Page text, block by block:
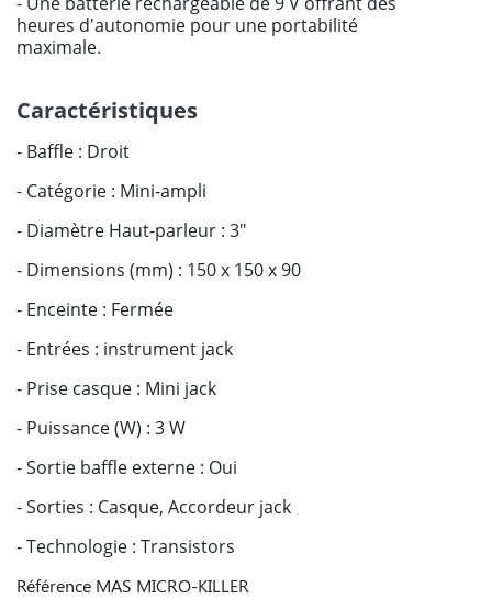
heures d'autonomie pour une portabilité
maximale.
Caractéristiques
- Baffle : Droit
- Catégorie : Mini-ampli
- Diamètre Haut-parleur : 3"
- Dimensions (mm) : 150 x 150 x 90
- Enceinte : Fermée
- Entrées : instrument jack
- Prise casque : Mini jack
- Puissance (W) : 3 W
- Sortie baffle externe : Oui
- Sorties : Casque, Accordeur jack
- Technologie : Transistors
Référence MAS MICRO-KILLER